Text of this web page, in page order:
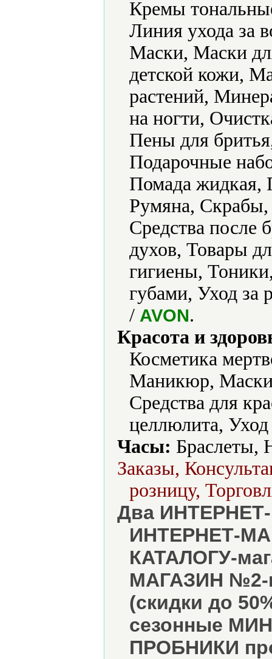
Кремы
Линия ухода за
Маски, Маски
детской кожи,
растений,
на ногти,
Пены для
Подарочные
Помада жидкая,
Румяна, Скрабы,
Средства после
духов, Товары
гигиены,
губами, Уход
/ AVON.
Красота и
Косметика
Маникюр, Маски
Средства для
целлюлита,
Часы: Браслеты,
Заказы,
розницу,
Два
ИНТЕРНЕТ-
КАТАЛОГУ-
МАГАЗИН №2-
(скидки до
сезонные
ПРОБНИКИ